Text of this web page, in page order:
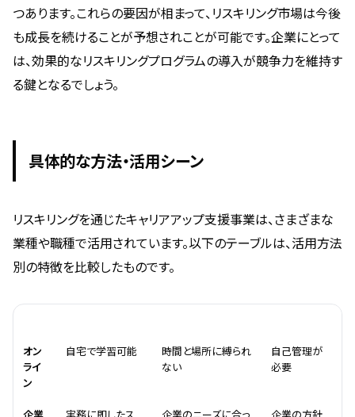
つあります。これらの要因が相まって、リスキリング市場は今後
も成長を続けることが予想されことが可能です。企業にとって
は、効果的なリスキリングプログラムの導入が競争力を維持す
る鍵となるでしょう。
具体的な方法・活用シーン
リスキリングを通じたキャリアアップ支援事業は、さまざまな
業種や職種で活用されています。以下のテーブルは、活用方法
別の特徴を比較したものです。
オン
ライ
ン
自宅で学習可能
時間と場所に縛られ
ない
自己管理が
必要